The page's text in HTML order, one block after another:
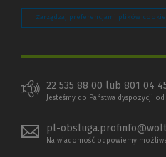
Zarządzaj preferencjami plików cookie
22 535 88 00 lub 801 04
Jesteśmy do Państwa dyspozycji
pl-
Na wiadomość odpowiemy